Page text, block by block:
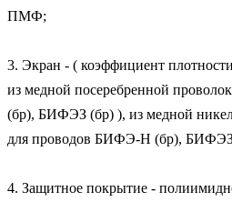
ПМФ;
3. Экран - ( коэффициент
из медной посеребренной
(бр), БИФЭЗ (бр) ), из медной
для проводов БИФЭ-Н (бр),
4. Защитное покрытие -